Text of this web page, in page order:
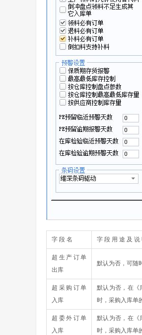
字 段 名 字 段 用 途 及 说
超生产订单
出库
默认为否，可随
超采购订单
入库
默认为否，在《
时，采购入库单
超委外订单
入库
默认为否，在《
时，采购入库单